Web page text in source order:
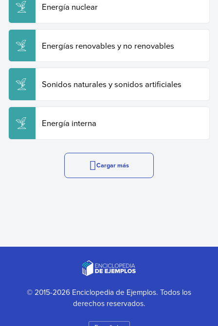
Energía nuclear
Energías renovables y no renovables
Sonidos naturales y sonidos artificiales
Energía interna
Cargar más
© 2015-2026 Enciclopedia de Ejemplos. Todos los
derechos reservados.